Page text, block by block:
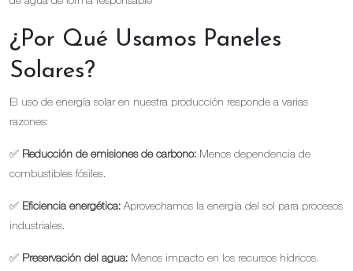
¿Por Qué Usamos Paneles
Solares?
El uso de energía solar en nuestra producción responde a varias
razones:
✅ Reducción de emisiones de carbono: Menos dependencia de
combustibles fósiles.
✅ Eficiencia energética: Aprovechamos la energía del sol para procesos
industriales.
✅ Preservación del agua: Menos impacto en los recursos hídricos.